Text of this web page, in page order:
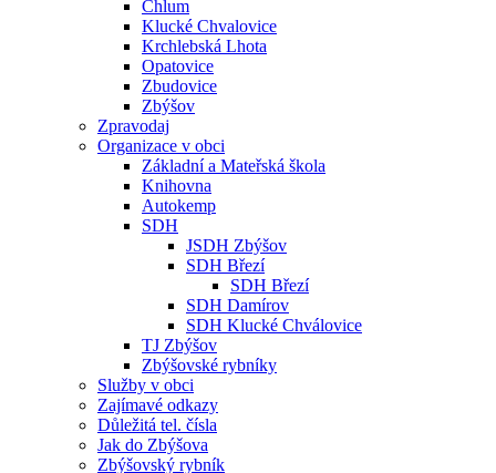
Chlum
Klucké Chvalovice
Krchlebská Lhota
Opatovice
Zbudovice
Zbýšov
Zpravodaj
Organizace v obci
Základní a Mateřská škola
Knihovna
Autokemp
SDH
JSDH Zbýšov
SDH Březí
SDH Březí
SDH Damírov
SDH Klucké Chválovice
TJ Zbýšov
Zbýšovské rybníky
Služby v obci
Zajímavé odkazy
Důležitá tel. čísla
Jak do Zbýšova
Zbýšovský rybník